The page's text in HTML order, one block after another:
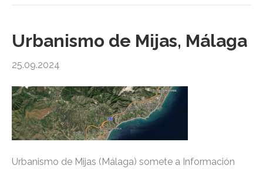
Urbanismo de Mijas, Málaga
25.09.2024
Urbanismo de Mijas (Málaga) somete a Información